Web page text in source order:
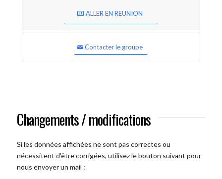
ALLER EN REUNION
Contacter le groupe
Changements / modifications
Si les données affichées ne sont pas correctes ou
nécessitent d'être corrigées, utilisez le bouton suivant pour
nous envoyer un mail :